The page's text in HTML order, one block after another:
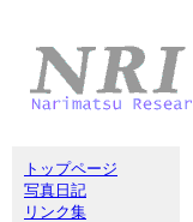
トップページ
写真日記
リンク集